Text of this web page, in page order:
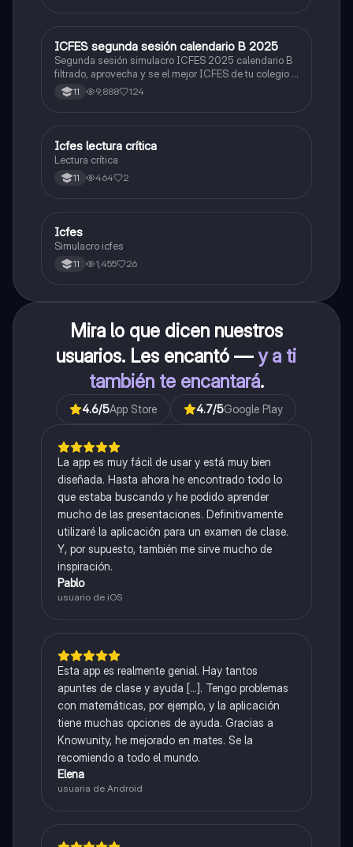
ICFES: Lectura Crítica
ICFES segunda sesión calendario B 2025
Segunda sesión simulacro ICFES 2025 calendario B
filtrado, aprovecha y se el mejor ICFES de tu colegio y
poder ingresar a universidad, y estudiar aquella
carrera con la que tanto sueñas.
11 9,888 124
Lengua Castellana
Icfes lectura crítica
Lectura crítica
11 464 2
ICFES: Sociales y Ciudadanas
Icfes
Simulacro icfes
11 1,455 26
Mira lo que dicen nuestros
usuarios. Les encantó —y a ti
también te encantará.
4.6/5App Store 4.7/5Google Play
La app es muy fácil de usar y está muy bien
diseñada. Hasta ahora he encontrado todo lo
que estaba buscando y he podido aprender
mucho de las presentaciones. Definitivamente
utilizaré la aplicación para un examen de clase.
Y, por supuesto, también me sirve mucho de
inspiración.
Pablo
usuario de iOS
Esta app es realmente genial. Hay tantos
apuntes de clase y ayuda [...]. Tengo problemas
con matemáticas, por ejemplo, y la aplicación
tiene muchas opciones de ayuda. Gracias a
Knowunity, he mejorado en mates. Se la
recomiendo a todo el mundo.
Elena
usuaria de Android